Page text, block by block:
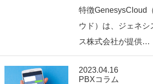
特徴GenesysCloud
ウド）は、ジェネ
ス株式会社が提供…
2023.04.16
PBXコラム